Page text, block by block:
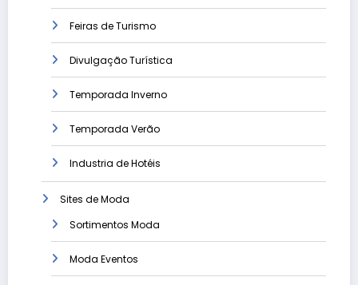
Feiras de Turismo
Divulgação Turística
Temporada Inverno
Temporada Verão
Industria de Hotéis
Sites de Moda
Sortimentos Moda
Moda Eventos